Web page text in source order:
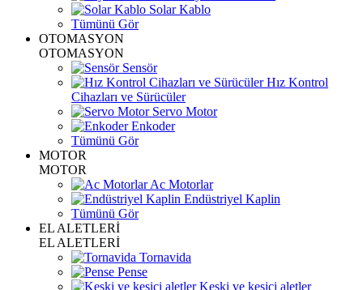
Solar Kablo
Tümünü Gör
OTOMASYON
OTOMASYON
Sensör
Hız Kontrol
Cihazları ve Sürücüler
Servo Motor
Enkoder
Tümünü Gör
MOTOR
MOTOR
Ac Motorlar
Endüstriyel Kaplin
Tümünü Gör
EL ALETLERİ
EL ALETLERİ
Tornavida
Pense
Keski ve kesici aletler